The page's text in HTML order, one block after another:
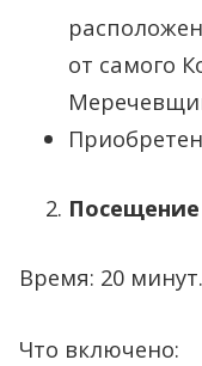
от самого
Время: 20 минут.
Что включено: